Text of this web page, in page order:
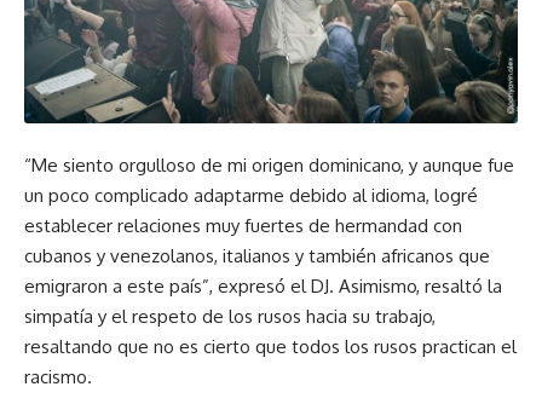
“Me siento orgulloso de mi origen dominicano, y aunque fue
un poco complicado adaptarme debido al idioma, logré
establecer relaciones muy fuertes de hermandad con
cubanos y venezolanos, italianos y también africanos que
emigraron a este país”, expresó el DJ. Asimismo, resaltó la
simpatía y el respeto de los rusos hacia su trabajo,
resaltando que no es cierto que todos los rusos practican el
racismo.